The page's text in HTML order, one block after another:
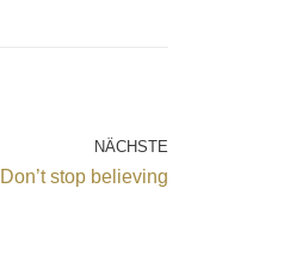
NÄCHSTE
Don’t stop believing